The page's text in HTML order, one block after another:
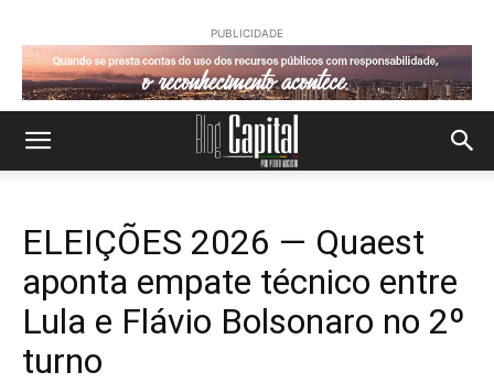
PUBLICIDADE
ELEIÇÕES 2026 — Quaest
aponta empate técnico entre
Lula e Flávio Bolsonaro no 2º
turno